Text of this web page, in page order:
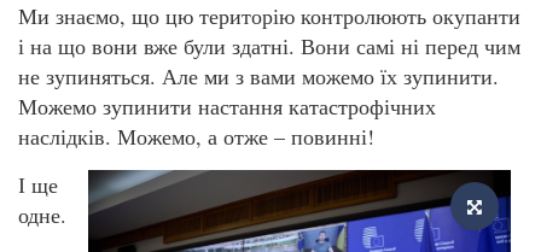
Ми знаємо, що цю територію контролюють окупанти
і на що вони вже були здатні. Вони самі ні перед чим
не зупиняться. Але ми з вами можемо їх зупинити.
Можемо зупинити настання катастрофічних
наслідків. Можемо, а отже – повинні!
І ще
одне.